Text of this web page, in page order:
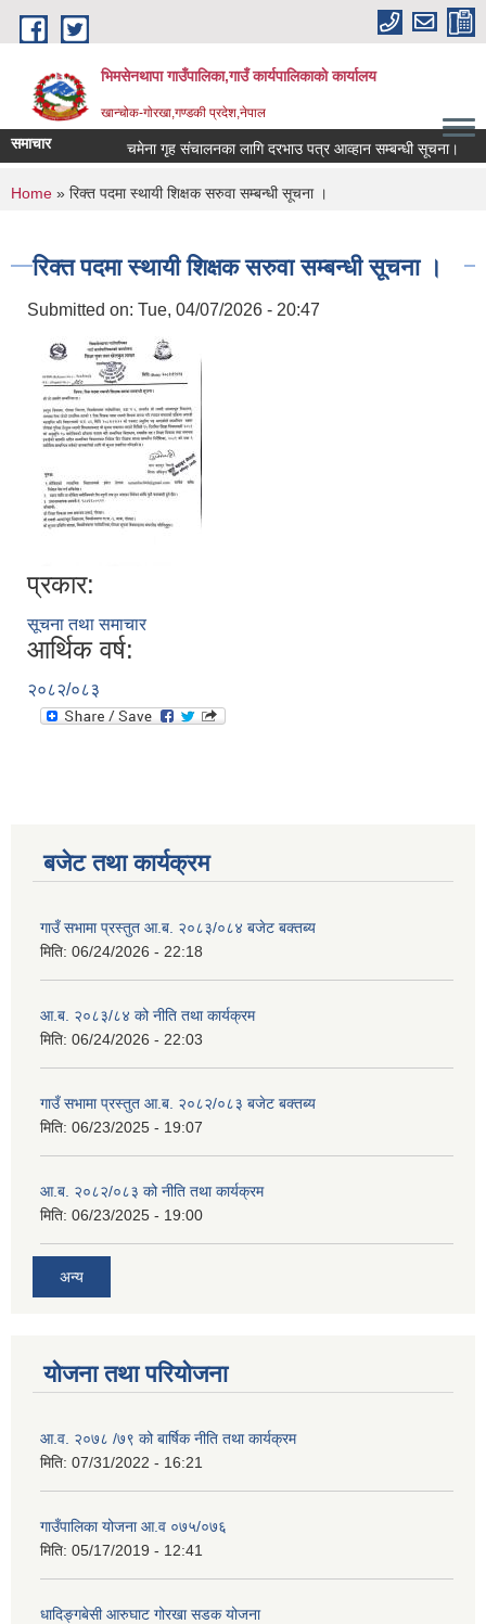
Skip to main content
भिमसेनथापा गाउँपालिका,गाउँ कार्यपालिकाकाे कार्यालय
खान्चोक-गाेरखा,गण्डकी प्रदेश,नेपाल
समाचार चमेना गृह संचालनका लागि दरभाउ पत्र आव्हान सम्बन्धी सूचना।
You are here
Home » रिक्त पदमा स्थायी शिक्षक सरुवा सम्बन्धी सूचना ।
रिक्त पदमा स्थायी शिक्षक सरुवा सम्बन्धी सूचना ।
Submitted on: Tue, 04/07/2026 - 20:47
प्रकार:
सूचना तथा समाचार
आर्थिक वर्ष:
२०८२/०८३
बजेट तथा कार्यक्रम
गाउँ सभामा प्रस्तुत आ.ब. २०८३/०८४ बजेट बक्तब्य
मिति: 06/24/2026 - 22:18
आ.ब. २०८३/८४ को नीति तथा कार्यक्रम
मिति: 06/24/2026 - 22:03
गाउँ सभामा प्रस्तुत आ.ब. २०८२/०८३ बजेट बक्तब्य
मिति: 06/23/2025 - 19:07
आ.ब. २०८२/०८३ को नीति तथा कार्यक्रम
मिति: 06/23/2025 - 19:00
अन्य
योजना तथा परियोजना
आ.व. २०७८ /७९ को बार्षिक नीति तथा कार्यक्रम
मिति: 07/31/2022 - 16:21
गाउँपालिका योजना आ.व ०७५/०७६
मिति: 05/17/2019 - 12:41
धादिङ्गबेसी आरुघाट गोरखा सडक योजना